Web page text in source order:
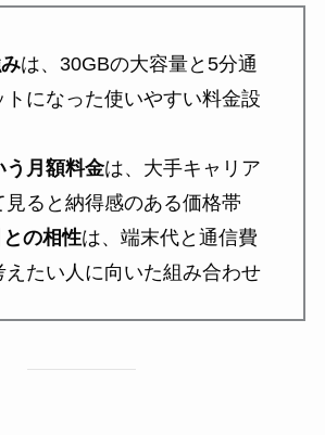
は、30GBの大容量と5分通
になった使いやすい料金設
う月額料金は、大手キャリア
見ると納得感のある価格帯
の相性は、端末代と通信費
えたい人に向いた組み合わせ